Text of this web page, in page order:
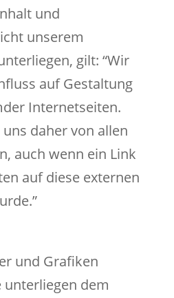
und
unserem
gilt: “Wir
auf Gestaltung
Internetseiten.
daher von allen
auch wenn ein Link
auf diese externen
und Grafiken
dem